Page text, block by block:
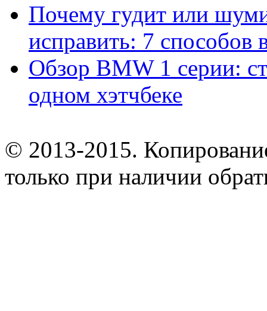
Почему гудит или
исправить: 7 способов
Обзор BMW 1 серии:
одном хэтчбеке
© 2013-2015.
только при наличии